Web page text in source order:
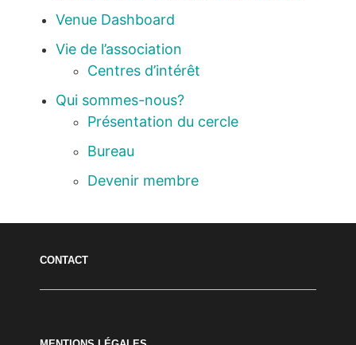
Venue Dashboard
Vie de l’association
Centres d’intérêt
Qui sommes-nous?
Présentation du cercle
Bureau
Devenir membre
CONTACT